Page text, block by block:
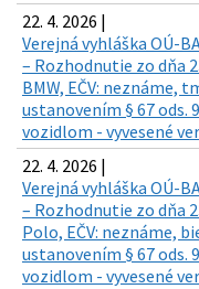
22. 4. 2026 |
Verejná vyhláška OÚ-
– Rozhodnutie zo dňa
BMW, EČV: neznáme,
ustanovením § 67 ods.
vozidlom - vyvesené
22. 4. 2026 |
Verejná vyhláška OÚ-
– Rozhodnutie zo dňa
Polo, EČV: neznáme,
ustanovením § 67 ods.
vozidlom - vyvesené